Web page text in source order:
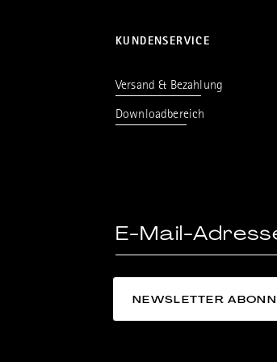
KUNDENSERVICE
Versand & Bezahlung
Downloadbereich